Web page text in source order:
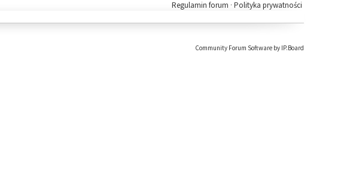
Polityka prywatności
Regulamin forum ·
Community Forum Software by IP.Board